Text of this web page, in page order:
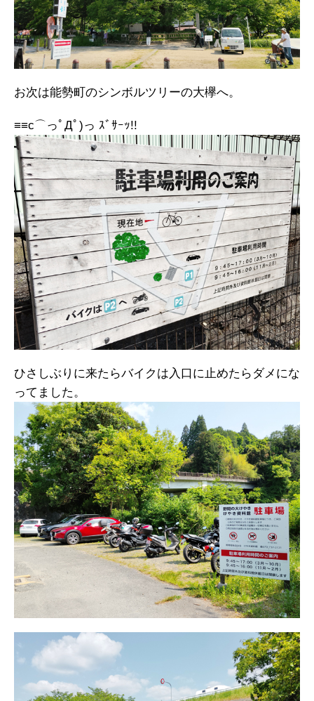
お次は能勢町のシンボルツリーの大欅へ。
≡≡c⌒っﾟДﾟ)っ ｽﾞｻｰｯ!!
ひさしぶりに来たらバイクは入口に止めたらダメにな
ってました。